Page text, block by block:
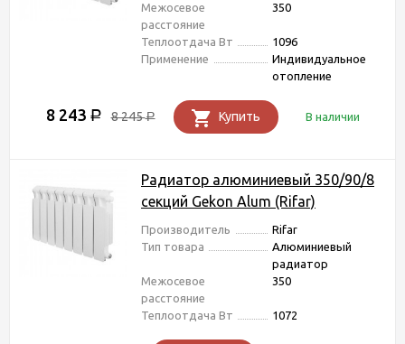
Межосевое
расстояние
350
Теплоотдача Вт
1096
Применение
Индивидуальное
отопление
8 243 Р 8 245Р Купить В наличии
Радиатор алюминиевый 350/90/8
секций Gekon Alum (Rifar)
Производитель
Rifar
Тип товара
Алюминиевый
радиатор
Межосевое
расстояние
350
Теплоотдача Вт 1072